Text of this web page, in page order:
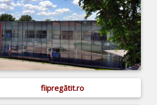
fiipregătit.ro